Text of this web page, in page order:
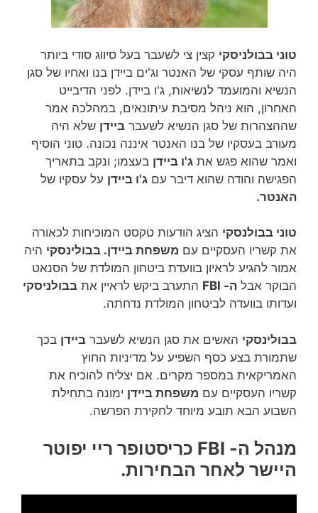
טוני בבולניסקי קצין צי לשעבר בעל סיווג סודי ביותר
היה שותף עסקי של האנטר וג'ים ביידן בנו ואחיו של סגן
הנשיא והמועמד לנשיאות, ג'ו ביידן. לפני הדיבייט
האחרון, הוא ניהל מסיבת עיתונאים, במהלכה אמר
שההצהרות של סגן הנשיא לשעבר ביידן שלא היה
מעורב בעסקיו של בנו האנטר איננה נכונה. טוני הוסיף
ואמר שהוא פגש את ג'ו ביידן בעצמו; ונקב בתאריך
הפגישה והודה שהוא דיבר עם ג'ו ביידן על עסקיו של
האנטר.
טוני בבולנסקי הציג הודעות טקסט המוכיחות לכאורה
את קשריו העסקיים עם משפחת ביידן. בבולינסקי היה
אמור להגיע לראיון בוועדת ביטחון המולדת של הסנאט
הבוקר אבל ה- FBI התערב ביקש לראיין את בבולניסקי
ועדותו בוועדה לביטחון המולדת נדחתה.
בבולינסקי האשים את סגן הנשיא לשעבר ביידן בכך
שתמורת בצע כסף השפיע על מדיניות החוץ
האמריקאית במספר מקרים. אם יצליח להוכיח את
קשריו העסקיים עם משפחת ביידן ימונה בתחילת
השבוע הבא תובע מיוחד לחקירת הפרשה.
מנהל ה- FBI כריסטופר ריי יפוטר
היישר לאחר הבחירות.